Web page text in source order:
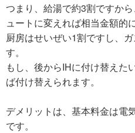
つまり、給湯で約3割ですか
ュートに変えれば相当金額的
厨房はせいぜい1割ですし、
す。
もし、後からIHに付け替えた
ば付け替えられます。
デメリットは、基本料金は電
です。